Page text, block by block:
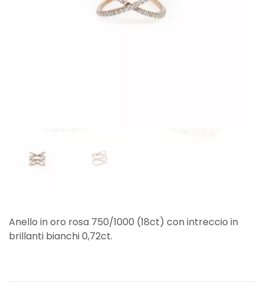
Anello in oro rosa 750/1000 (18ct) con intreccio in
brillanti bianchi 0,72ct.